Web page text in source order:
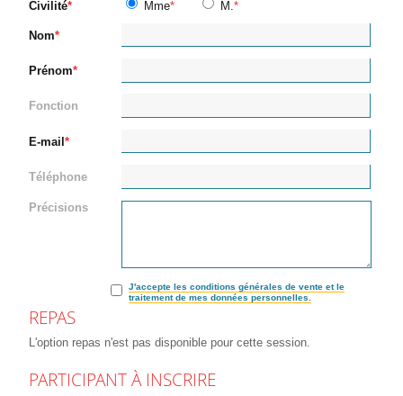
Civilité Mme M.
Nom
Prénom
Fonction
E-mail
Téléphone
Précisions
J'accepte les conditions générales de vente et le
traitement de mes données personnelles.
REPAS
L'option repas n'est pas disponible pour cette session.
PARTICIPANT À INSCRIRE